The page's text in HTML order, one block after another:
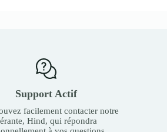
Support Actif
facilement contacter notre
Hind, qui répondra